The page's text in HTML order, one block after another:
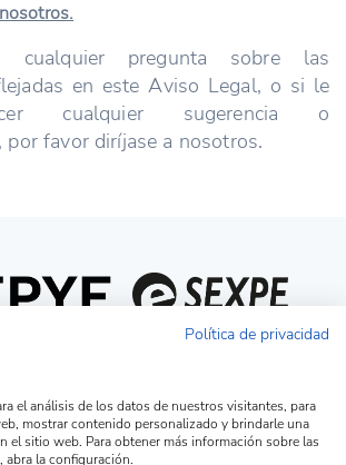
pregunta sobre las
en este Aviso Legal, o si le
cualquier sugerencia o
por favor diríjase a nosotros.
Política de privacidad
el análisis de los datos de nuestros visitantes, para
mostrar contenido personalizado y brindarle una
el sitio web. Para obtener más información sobre las
la configuración.